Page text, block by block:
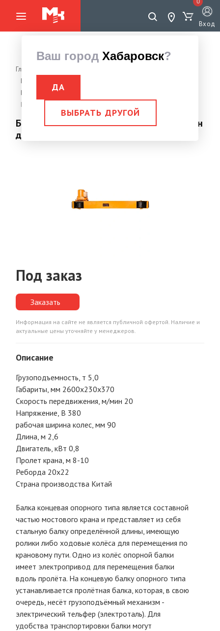
Ваш город Хабаровск?
ДА
ВЫБРАТЬ ДРУГОЙ
Вход
Главная страница
Балки опорные и подвесные концевые
Балки концевые опорные
Балка концевая опорная удлин. г/п 5,0 тн длина 2,6 м
Балка концевая опорная удлин. г/п 5,0 тн
длина 2,6 м
Под заказ
Заказать
Информация на сайте не является публичной офертой. Наличие и
актуальные цены уточняйте у менеджеров.
Описание
Грузоподъемность, т 5,0
Габариты, мм 2600х230х370
Скорость передвижения, м/мин 20
Напряжение, В 380
рабочая ширина колес, мм 90
Длина, м 2,6
Двигатель, кВт 0,8
Пролет крана, м 8-10
Реборда 20х22
Страна производства Китай
Балка концевая опорного типа является составной
частью мостового крана и представляет из себя
стальную балку определённой длины, имеющую
ролики либо ходовые колёса для перемещения по
крановому пути. Одно из колёс опорной балки
имеет электропривод для перемещения балки
вдоль пролёта. На концевую балку опорного типа
устанавливается пролётная балка, которая, в свою
очередь, несёт грузоподъёмный механизм -
электрический тельфер (электроталь). Для
удобства транспортировки балки могут